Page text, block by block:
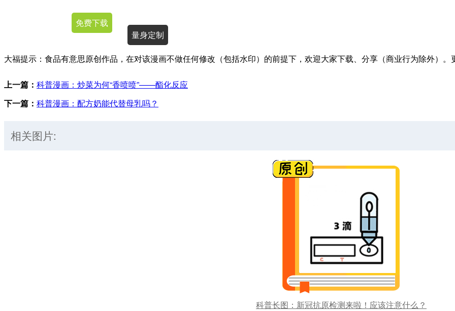
免费下载
量身定制
大福提示：食品有意思原创作品，在对该漫画不做任何修改（包括水印）的前提下，欢迎大家下载、分享（商业行为除外）
上一篇： 科普漫画：炒菜为何“香喷喷”——酯化反应
下一篇： 科普漫画：配方奶能代替母乳吗？
相关图片:
科普长图：新冠抗原检测来啦！应该注意什么？